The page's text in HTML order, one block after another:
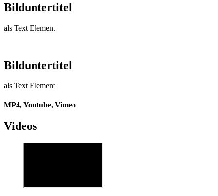
Bild­unter­titel
als Text Element
Bild­unter­titel
als Text Element
MP4, Youtube, Vimeo
Videos